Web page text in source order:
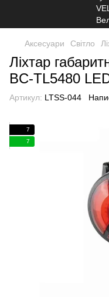
Аксесуари Світло
Ліхтар
BC-TL5480
Артикул: LTSS-044
7
7